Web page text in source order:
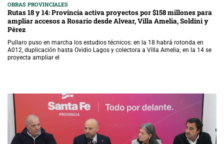
OBRAS PROVINCIALES
Rutas 18 y 14: Provincia activa proyectos por $158 millones para
ampliar accesos a Rosario desde Alvear, Villa Amelia, Soldini y
Pérez
Pullaro puso en marcha los estudios técnicos: en la 18 habrá rotonda en
A012, duplicación hasta Ovidio Lagos y colectora a Villa Amelia; en la 14 se
proyecta ampliar el